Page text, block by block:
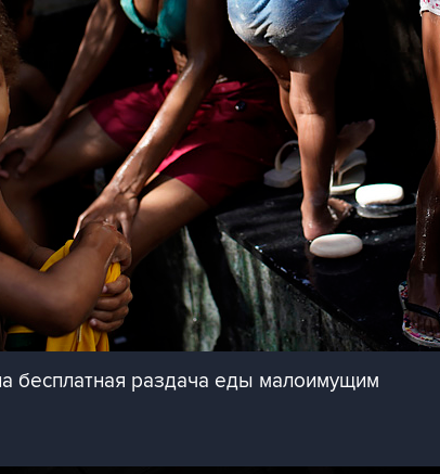
бесплатная раздача еды малоимущим